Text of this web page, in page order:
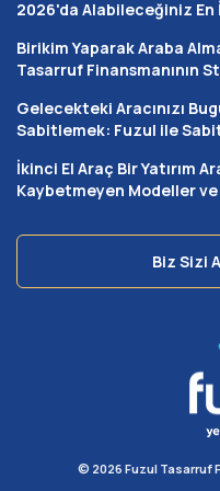
kredilerindeki yüksek
ek faiz yükü bulunmaz.
gerçekleştirilen işlemlerle
Kahramanmaraş’ta ev
kavuşmaktadır.
Serbest Ödemeli
Taksitini Belirle
tamamen sizin ödeme
durumunuza göre
seçenektir.
veya kamu sektöründe
farklılıkları yaşayan
finansal konfor sunar.
2026'da Alabileceğiniz En
Birikim Yaparak Araba
Tasarruf Finansmanının
Gelecekteki Aracınızı
Sabitlemek: Fuzul ile
İkinci El Araç Bir Yatırım
Kaybetmeyen Modeller
Biz Sizi
© 2026 Fuzul Tasarruf